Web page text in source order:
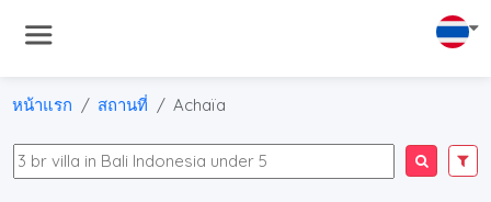
หน้าแรก สถานที่ Achaïa